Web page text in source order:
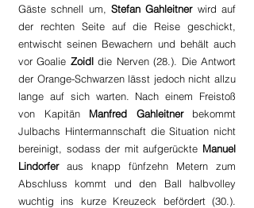
Gäste schnell um, Stefan Gahleitner wird auf
der rechten Seite auf die Reise geschickt,
entwischt seinen Bewachern und behält auch
vor Goalie Zoidl die Nerven (28.). Die Antwort
der Orange-Schwarzen lässt jedoch nicht allzu
lange auf sich warten. Nach einem Freistoß
von Kapitän Manfred Gahleitner bekommt
Julbachs Hintermannschaft die Situation nicht
bereinigt, sodass der mit aufgerückte Manuel
Lindorfer aus knapp fünfzehn Metern zum
Abschluss kommt und den Ball halbvolley
wuchtig ins kurze Kreuzeck befördert (30.).